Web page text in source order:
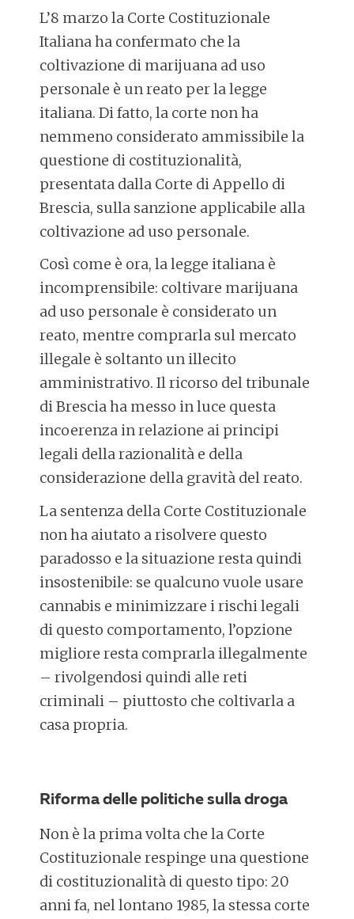
L’8 marzo la Corte Costituzionale
Italiana ha confermato che la
coltivazione di marijuana ad uso
personale è un reato per la legge
italiana. Di fatto, la corte non ha
nemmeno considerato ammissibile la
questione di costituzionalità,
presentata dalla Corte di Appello di
Brescia, sulla sanzione applicabile alla
coltivazione ad uso personale.
Così come è ora, la legge italiana è
incomprensibile: coltivare marijuana
ad uso personale è considerato un
reato, mentre comprarla sul mercato
illegale è soltanto un illecito
amministrativo. Il ricorso del tribunale
di Brescia ha messo in luce questa
incoerenza in relazione ai principi
legali della razionalità e della
considerazione della gravità del reato.
La sentenza della Corte Costituzionale
non ha aiutato a risolvere questo
paradosso e la situazione resta quindi
insostenibile: se qualcuno vuole usare
cannabis e minimizzare i rischi legali
di questo comportamento, l’opzione
migliore resta comprarla illegalmente
– rivolgendosi quindi alle reti
criminali – piuttosto che coltivarla a
casa propria.
Riforma delle politiche sulla droga
Non è la prima volta che la Corte
Costituzionale respinge una questione
di costituzionalità di questo tipo: 20
anni fa, nel lontano 1985, la stessa corte